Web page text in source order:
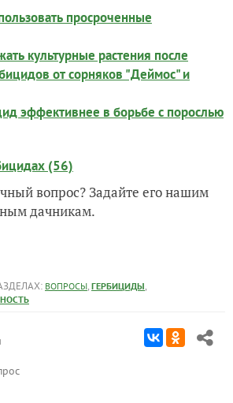
просроченные
культурные растения после
от сорняков "Деймос" и
эффективнее в борьбе с порослью
(56)
вопрос? Задайте его нашим
дачникам.
ВОПРОСЫ, ГЕРБИЦИДЫ,